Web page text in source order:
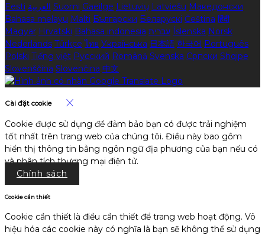
Eesti العربية Suomi Gaeilge Lietuvių Latviešu Македонски
Bahasa melayu Malti Български Беларускі Čeština हिंदी
Magyar Hrvatski Bahasa indonesia עברית Íslenska Norsk
Nederlands Türkçe ไทย Українська 日本語 한국어 Português
Polski Tiếng việt Русский Română Svenska Српски Shqipe
Slovenščina Slovenčina 中文
Cài đặt cookie
Cookie được sử dụng để đảm bảo bạn có được trải nghiệm
tốt nhất trên trang web của chúng tôi. Điều này bao gồm
hiển thị thông tin bằng ngôn ngữ địa phương của bạn nếu có
và phân tích thương mại điện tử.
Chính sách
Cookie cần thiết
Cookie cần thiết là điều cần thiết để trang web hoạt động. Vô
hiệu hóa các cookie này có nghĩa là bạn sẽ không thể sử dụng